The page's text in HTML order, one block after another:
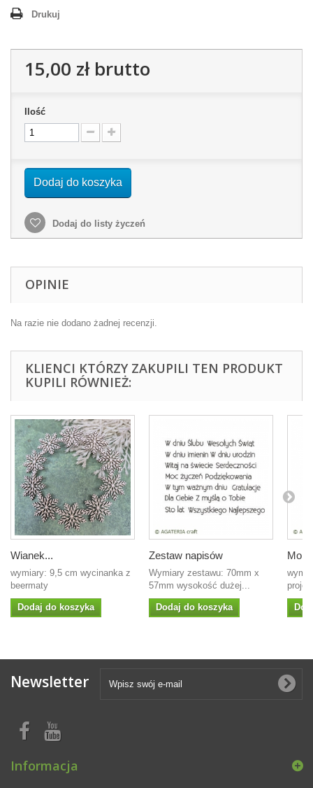
Drukuj
15,00 złbrutto
Ilość
Dodaj do koszyka
Dodaj do listy życzeń
OPINIE
Na razie nie dodano żadnej recenzji.
KLIENCI KTÓRZY ZAKUPILI TEN PRODUKT
KUPILI RÓWNIEŻ:
Wianek...
wymiary: 9,5 cm wycinanka z
beermaty
Dodaj do koszyka
Zestaw napisów
Wymiary zestawu: 70mm x
57mm wysokość dużej...
Dodaj do koszyka
Newsletter
Informacja